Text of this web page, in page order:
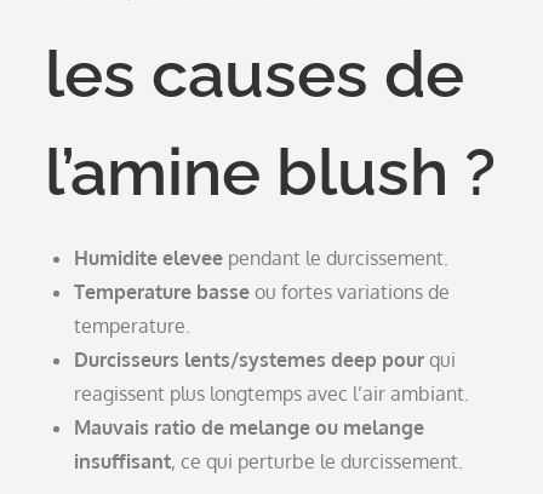
les causes de
l’amine blush ?
Humidite elevee pendant le durcissement.
Temperature basse ou fortes variations de
temperature.
Durcisseurs lents/systemes deep pour qui
reagissent plus longtemps avec l’air ambiant.
Mauvais ratio de melange ou melange
insuffisant, ce qui perturbe le durcissement.